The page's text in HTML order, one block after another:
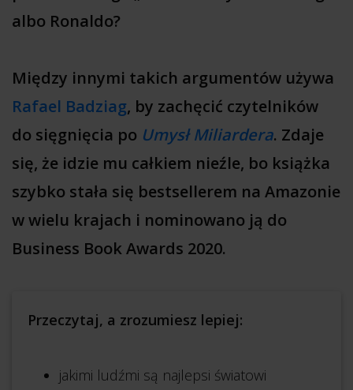
albo Ronaldo?
Między innymi takich argumentów używa
Rafael Badziag, by zachęcić czytelników
do sięgnięcia po Umysł Miliardera. Zdaje
się, że idzie mu całkiem nieźle, bo książka
szybko stała się bestsellerem na Amazonie
w wielu krajach i nominowano ją do
Business Book Awards 2020.
Przeczytaj, a zrozumiesz lepiej:
jakimi ludźmi są najlepsi światowi